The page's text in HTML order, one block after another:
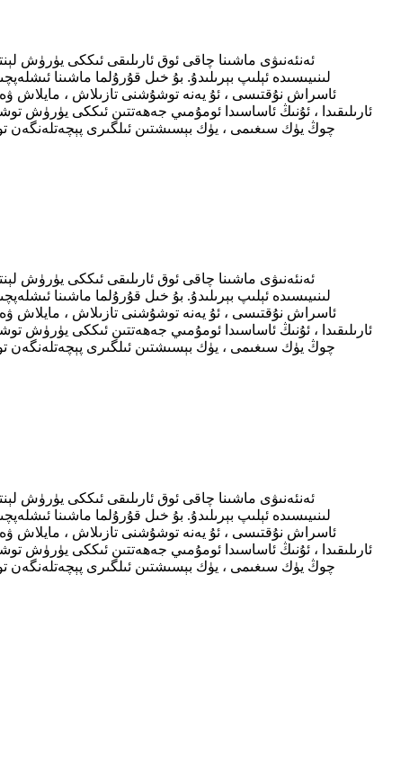
ئەنئەنىۋى ماشىنا چاقى ئوق ئارىلىقى ئىككى يۈرۈش
لىنىيىسىدە ئېلىپ بېرىلىدۇ. بۇ خىل قۇرۇلما ماشىنا
ئاسراش نۇقتىسى ، ئۇ يەنە توشۇشنى تازىلاش ، مايلاش ۋە
ئارىلىقىدا ، ئۇنىڭ ئاساسىدا ئومۇمىي جەھەتتىن ئىككى يۈرۈش
چوڭ يۈك سىغىمى ، يۈك بېسىشتىن ئىلگىرى پېچەتلەنگەن
ئەنئەنىۋى ماشىنا چاقى ئوق ئارىلىقى ئىككى يۈرۈش
لىنىيىسىدە ئېلىپ بېرىلىدۇ. بۇ خىل قۇرۇلما ماشىنا
ئاسراش نۇقتىسى ، ئۇ يەنە توشۇشنى تازىلاش ، مايلاش ۋە
ئارىلىقىدا ، ئۇنىڭ ئاساسىدا ئومۇمىي جەھەتتىن ئىككى يۈرۈش
چوڭ يۈك سىغىمى ، يۈك بېسىشتىن ئىلگىرى پېچەتلەنگەن
ئەنئەنىۋى ماشىنا چاقى ئوق ئارىلىقى ئىككى يۈرۈش
لىنىيىسىدە ئېلىپ بېرىلىدۇ. بۇ خىل قۇرۇلما ماشىنا
ئاسراش نۇقتىسى ، ئۇ يەنە توشۇشنى تازىلاش ، مايلاش ۋە
ئارىلىقىدا ، ئۇنىڭ ئاساسىدا ئومۇمىي جەھەتتىن ئىككى يۈرۈش
چوڭ يۈك سىغىمى ، يۈك بېسىشتىن ئىلگىرى پېچەتلەنگەن